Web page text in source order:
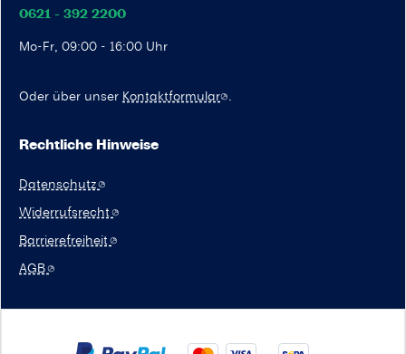
0621 - 392 2200
Mo-Fr, 09:00 - 16:00 Uhr
Oder über unser Kontaktformular .
Rechtliche Hinweise
Datenschutz
Widerrufsrecht
Barrierefreiheit
AGB